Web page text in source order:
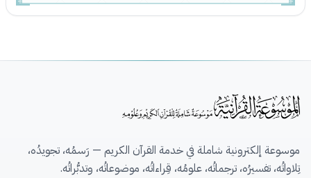
موسوعة إلكترونية شاملة في خدمة القرآن الكريم — رَسمُه، تجويدُه،
تِلاواتُه، تفسيرُه، ترجماتُه، علومُه، قِراءاتُه، موضوعاتُه، وتدبُّراتُه.